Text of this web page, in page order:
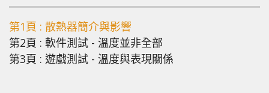
第1頁 : 散熱器簡介與影響
第2頁 : 軟件測試 - 溫度並非全部
第3頁 : 遊戲測試 - 溫度與表現關係